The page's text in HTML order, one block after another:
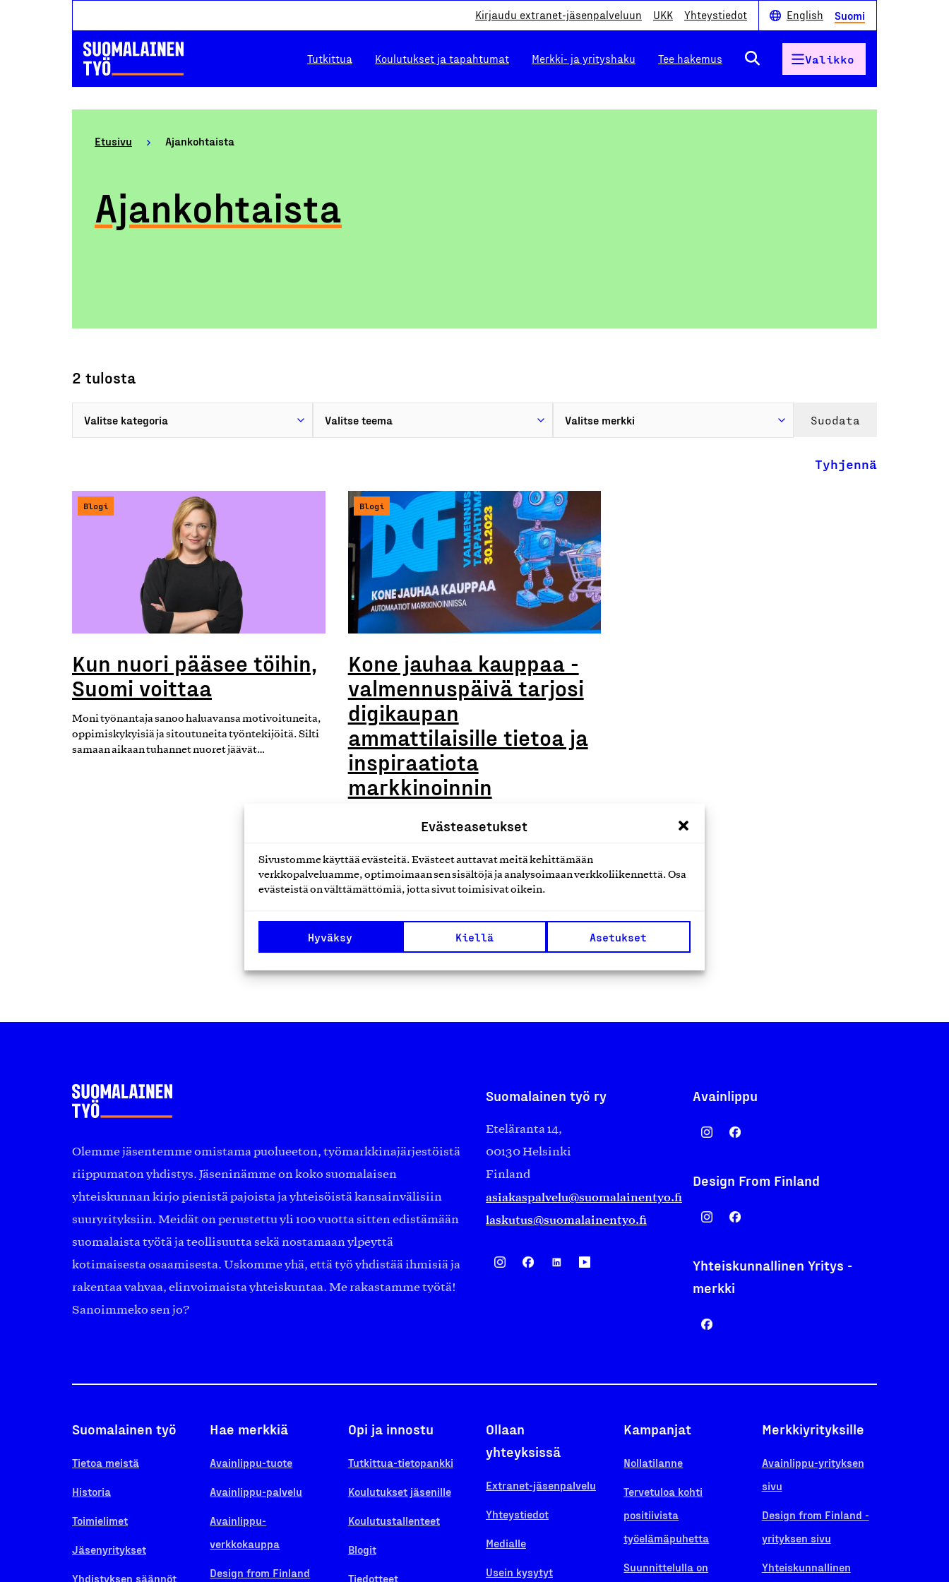
Evästeasetukset
Sivustomme käyttää evästeitä. Evästeet auttavat meitä kehittämään
verkkopalveluamme, optimoimaan sen sisältöjä ja analysoimaan verkkoliikennettä. Osa
evästeistä on välttämättömiä, jotta sivut toimisivat oikein.
Hyväksy Kiellä Asetukset
Kirjaudu extranet-jäsenpalveluun UKK Yhteystiedot English Suomi
Tutkittua Koulutukset ja tapahtumat Merkki- ja yrityshaku Tee hakemus Valikko
Etusivu Ajankohtaista
Ajankohtaista
2 tulosta
Suodata
Tyhjennä
Blogi
Kun nuori pääsee töihin,
Suomi voittaa
Moni työnantaja sanoo haluavansa motivoituneita,
oppimiskykyisiä ja sitoutuneita työntekijöitä. Silti
samaan aikaan tuhannet nuoret jäävät…
Blogi
Kone jauhaa kauppaa -
valmennuspäivä tarjosi
digikaupan
ammattilaisille tietoa ja
inspiraatiota
markkinoinnin
Epicenterissä Helsingissä valmennuspäivän, joka
tarjosi digitaalisen kaupan toimijoille tuoreita…
Olemme jäsentemme omistama puolueeton, työmarkkinajärjestöistä
riippumaton yhdistys. Jäseninämme on koko suomalaisen
yhteiskunnan kirjo pienistä pajoista ja yhteisöistä kansainvälisiin
suuryrityksiin. Meidät on perustettu yli 100 vuotta sitten edistämään
suomalaista työtä ja teollisuutta sekä nostamaan ylpeyttä
kotimaisesta osaamisesta. Uskomme yhä, että työ yhdistää ihmisiä ja
rakentaa vahvaa, elinvoimaista yhteiskuntaa. Me rakastamme työtä!
Sanoimmeko sen jo?
Suomalainen työ ry
Eteläranta 14,
00130 Helsinki
Finland
asiakaspalvelu@suomalainentyo.fi
laskutus@suomalainentyo.fi
Avainlippu
Design From Finland
Yhteiskunnallinen Yritys -
merkki
Suomalainen työ
Tietoa meistä
Historia
Toimielimet
Jäsenyritykset
Yhdistyksen säännöt
Hae merkkiä
Avainlippu-tuote
Avainlippu-palvelu
Avainlippu-
verkkokauppa
Design from Finland
Opi ja innostu
Tutkittua-tietopankki
Koulutukset jäsenille
Koulutustallenteet
Blogit
Tiedotteet
Ollaan
yhteyksissä
Extranet-jäsenpalvelu
Yhteystiedot
Medialle
Usein kysytyt
Kampanjat
Nollatilanne
Tervetuloa kohti
positiivista
työelämäpuhetta
Suunnittelulla on
Merkkiyrityksille
Avainlippu-yrityksen
sivu
Design from Finland -
yrityksen sivu
Yhteiskunnallinen